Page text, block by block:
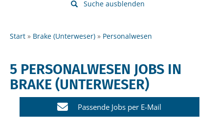
Suche ausblenden
Start Brake (Unterweser) Personalwesen
5 PERSONALWESEN JOBS IN
BRAKE (UNTERWESER)
Passende Jobs per E-Mail